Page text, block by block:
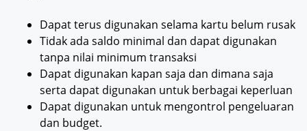
Dapat terus digunakan selama kartu belum rusak
Tidak ada saldo minimal dan dapat digunakan
tanpa nilai minimum transaksi
Dapat digunakan kapan saja dan dimana saja
serta dapat digunakan untuk berbagai keperluan
Dapat digunakan untuk mengontrol pengeluaran
dan budget.